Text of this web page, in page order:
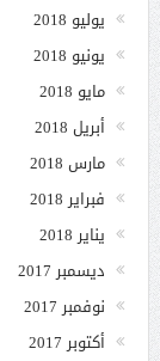
يوليو 2018
يونيو 2018
مايو 2018
أبريل 2018
مارس 2018
فبراير 2018
يناير 2018
ديسمبر 2017
نوفمبر 2017
أكتوبر 2017